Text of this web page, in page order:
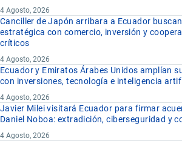
4 Agosto, 2026
Canciller de Japón arribara a Ecuador
estratégica con comercio, inversión y
críticos
4 Agosto, 2026
Ecuador y Emiratos Árabes Unidos amplían
con inversiones, tecnología e inteligencia
4 Agosto, 2026
Javier Milei visitará Ecuador para firmar
Daniel Noboa: extradición, ciberseguridad y
4 Agosto, 2026